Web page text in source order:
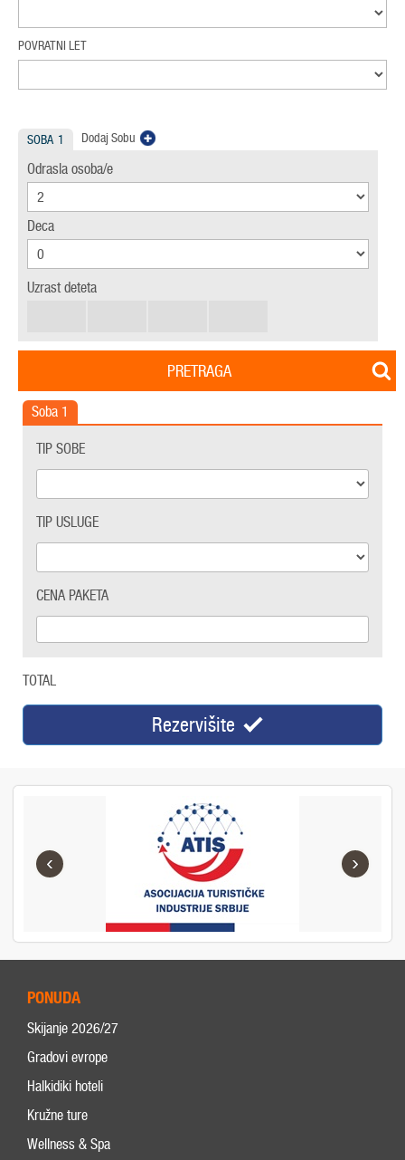
POVRATNI LET
SOBA 1 Dodaj Sobu
Odrasla osoba/e
Deca
Uzrast deteta
PRETRAGA
Soba 1
TIP SOBE
TIP USLUGE
CENA PAKETA
TOTAL
Rezervišite
‹ ›
PONUDA
Skijanje 2026/27
Gradovi evrope
Halkidiki hoteli
Kružne ture
Wellness & Spa